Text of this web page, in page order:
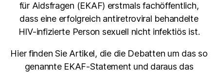
für Aidsfragen (EKAF) erstmals fachöffentlich,
dass eine erfolgreich antiretroviral behandelte
HIV-infizierte Person sexuell nicht infektiös ist.
Hier finden Sie Artikel, die die Debatten um das so
genannte EKAF-Statement und daraus das